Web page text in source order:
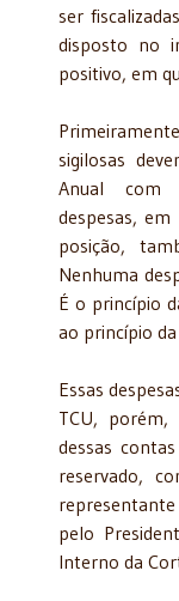
ser
disposto no
positivo, em
sigilosas
Anual com
despesas,
posição,
Nenhuma
É o princípio
ao princípio
Essas
TCU, porém,
dessas
reservado,
pelo
Interno da